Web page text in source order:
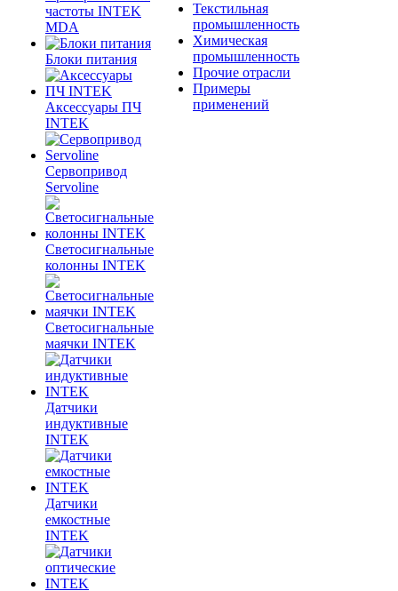
частоты INTEK
MDA
Блоки питания
Аксессуары ПЧ
INTEK
Сервопривод
Servoline
Светосигнальные
колонны INTEK
Светосигнальные
маячки INTEK
Датчики
индуктивные
INTEK
Датчики
емкостные
INTEK
Текстильная
промышленность
Химическая
промышленность
Прочие отрасли
Примеры
применений